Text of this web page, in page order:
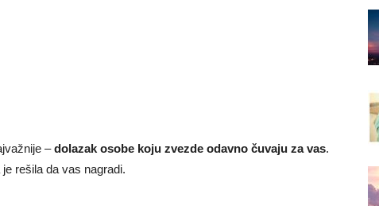
–dolazak osobe koju zvezde odavno čuvaju za vas.
rešila da vas nagradi.